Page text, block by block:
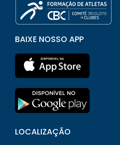
BAIXE NOSSO APP
LOCALIZAÇÃO